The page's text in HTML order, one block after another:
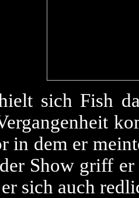
sich Fish
in dem er
Show griff
sich auch